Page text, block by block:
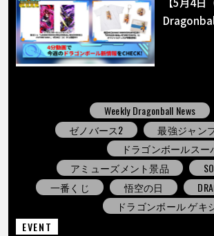
Weekly Dragonball News
ゼノバース2
最強ジャン
ドラゴンボールス
アミューズメント景品
一番くじ
悟空の日
ドラゴンボール ゲキ
EVENT